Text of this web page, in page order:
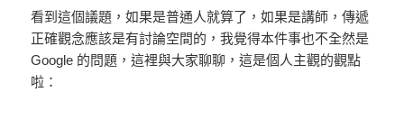
看到這個議題，如果是普通人就算了，如果是講師，傳遞
正確觀念應該是有討論空間的，我覺得本件事也不全然是
Google 的問題，這裡與大家聊聊，這是個人主觀的觀點
啦：